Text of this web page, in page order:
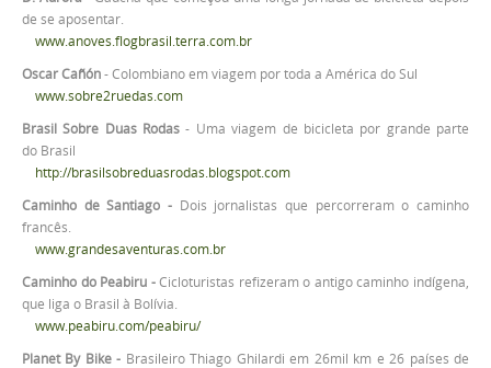
de se aposentar.
www.anoves.flogbrasil.terra.com.br
Oscar Cañón- Colombiano em viagem por toda a América do Sul
www.sobre2ruedas.com
Brasil Sobre Duas Rodas - Uma viagem de bicicleta por grande parte
do Brasil
http://brasilsobreduasrodas.blogspot.com
Caminho de Santiago - Dois jornalistas que percorreram o caminho
francês.
www.grandesaventuras.com.br
Caminho do Peabiru -Cicloturistas refizeram o antigo caminho indígena,
que liga o Brasil à Bolívia.
www.peabiru.com/peabiru/
Planet By Bike - Brasileiro Thiago Ghilardi em 26mil km e 26 países de